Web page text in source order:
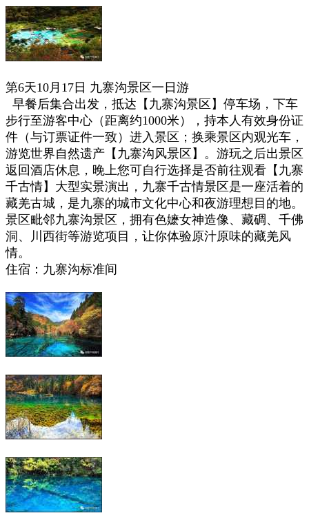
第6天10月17日 九寨沟景区一日游
早餐后集合出发，抵达【九寨沟景区】停车场，下车
步行至游客中心（距离约1000米），持本人有效身份证
件（与订票证件一致）进入景区；换乘景区内观光车，
游览世界自然遗产【九寨沟风景区】。游玩之后出景区
返回酒店休息，晚上您可自行选择是否前往观看【九寨
千古情】大型实景演出，九寨千古情景区是一座活着的
藏羌古城，是九寨的城市文化中心和夜游理想目的地。
景区毗邻九寨沟景区，拥有色嬷女神造像、藏碉、千佛
洞、川西街等游览项目，让你体验原汁原味的藏羌风
情。
住宿：九寨沟标准间